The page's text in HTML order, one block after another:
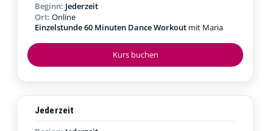
Kurs buchen
Beginn: Jederzeit
Ort: Online
Einzelstunde 60 Minuten Dance Workout mit Maria
Jederzeit